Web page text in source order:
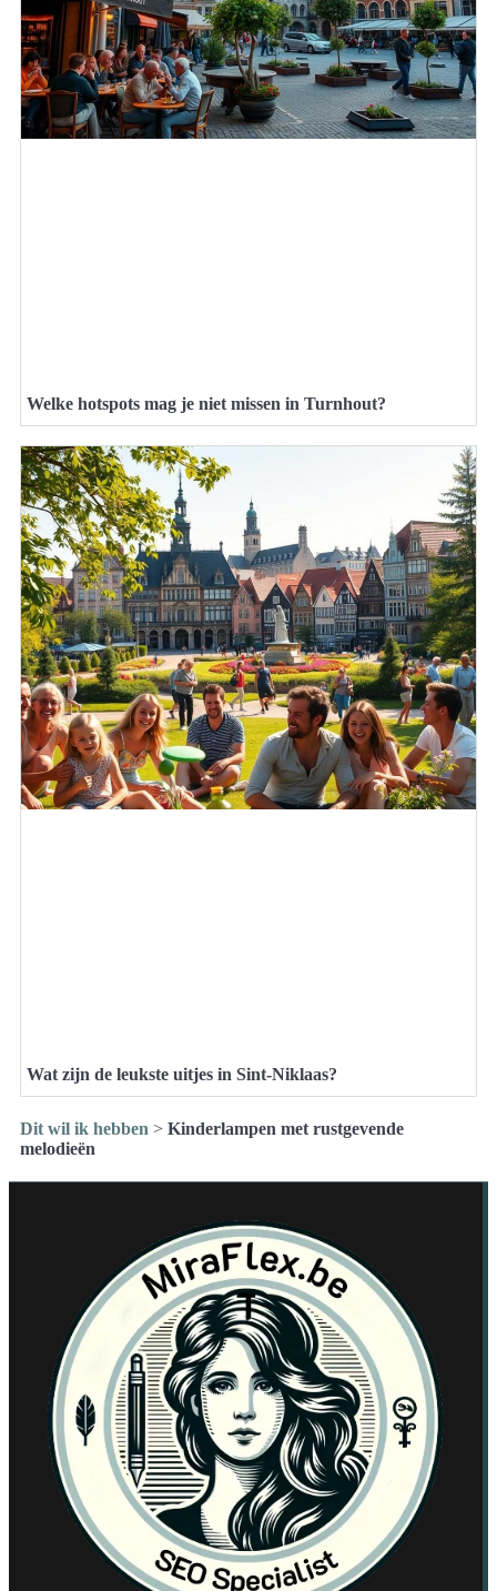
Welke hotspots mag je niet missen in Turnhout?
Wat zijn de leukste uitjes in Sint-Niklaas?
Dit wil ik hebben > Kinderlampen met rustgevende
melodieën